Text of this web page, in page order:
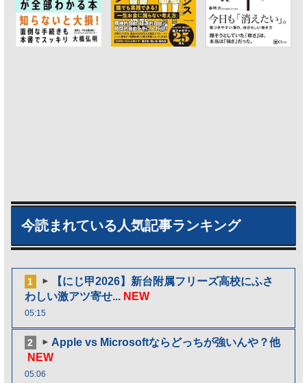
今読まれている人気記事ランキング
1
【にじ甲2026】新台附属フリーズ高校にふさ
わしい激アツ寄せ... NEW
05:15
2
Apple vs Microsoftならどっちが強いんや？他
NEW
05:06